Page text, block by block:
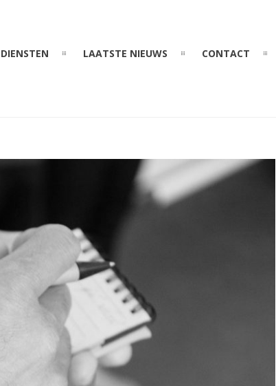
DIENSTEN LAATSTE NIEUWS CONTACT